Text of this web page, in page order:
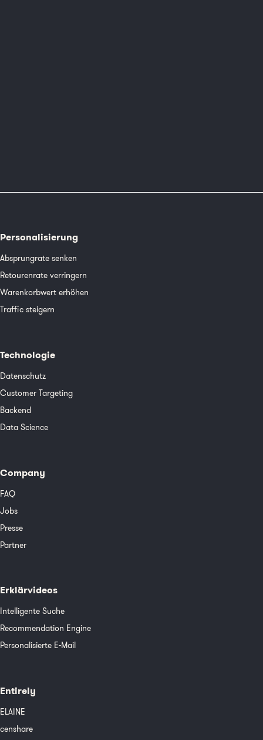
Personalisierung
Absprungrate senken
Retourenrate verringern
Warenkorbwert erhöhen
Traffic steigern
Technologie
Datenschutz
Customer Targeting
Backend
Data Science
Company
FAQ
Jobs
Presse
Partner
Erklärvideos
Intelligente Suche
Recommendation Engine
Personalisierte E-Mail
Entirely
ELAINE
censhare